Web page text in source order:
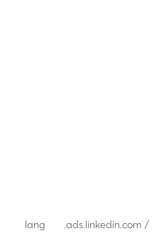
lang .ads.linkedin.com /